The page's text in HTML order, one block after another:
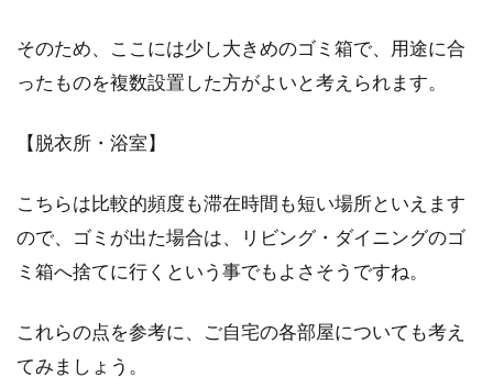
そのため、ここには少し大きめのゴミ箱で、用途に合
ったものを複数設置した方がよいと考えられます。
【脱衣所・浴室】
こちらは比較的頻度も滞在時間も短い場所といえます
ので、ゴミが出た場合は、リビング・ダイニングのゴ
ミ箱へ捨てに行くという事でもよさそうですね。
これらの点を参考に、ご自宅の各部屋についても考え
てみましょう。